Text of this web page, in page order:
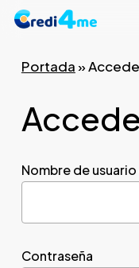
Skip
mainPortada»
Nombre de
Contraseña